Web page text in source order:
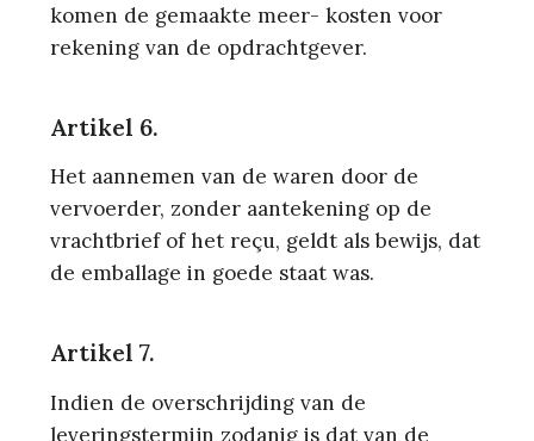
komen de gemaakte meer- kosten voor
rekening van de opdrachtgever.
Artikel 6.
Het aannemen van de waren door de
vervoerder, zonder aantekening op de
vrachtbrief of het reçu, geldt als bewijs, dat
de emballage in goede staat was.
Artikel 7.
Indien de overschrijding van de
leveringstermijn zodanig is dat van de